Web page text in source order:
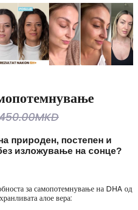
MKD
природен, постепен и
изложување на сонце?
за самопотемнување на DHA од
алое вера: